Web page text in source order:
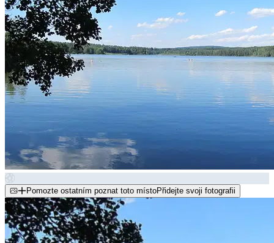
Pomozte ostatním poznat toto místoPřidejte svoji fotografii